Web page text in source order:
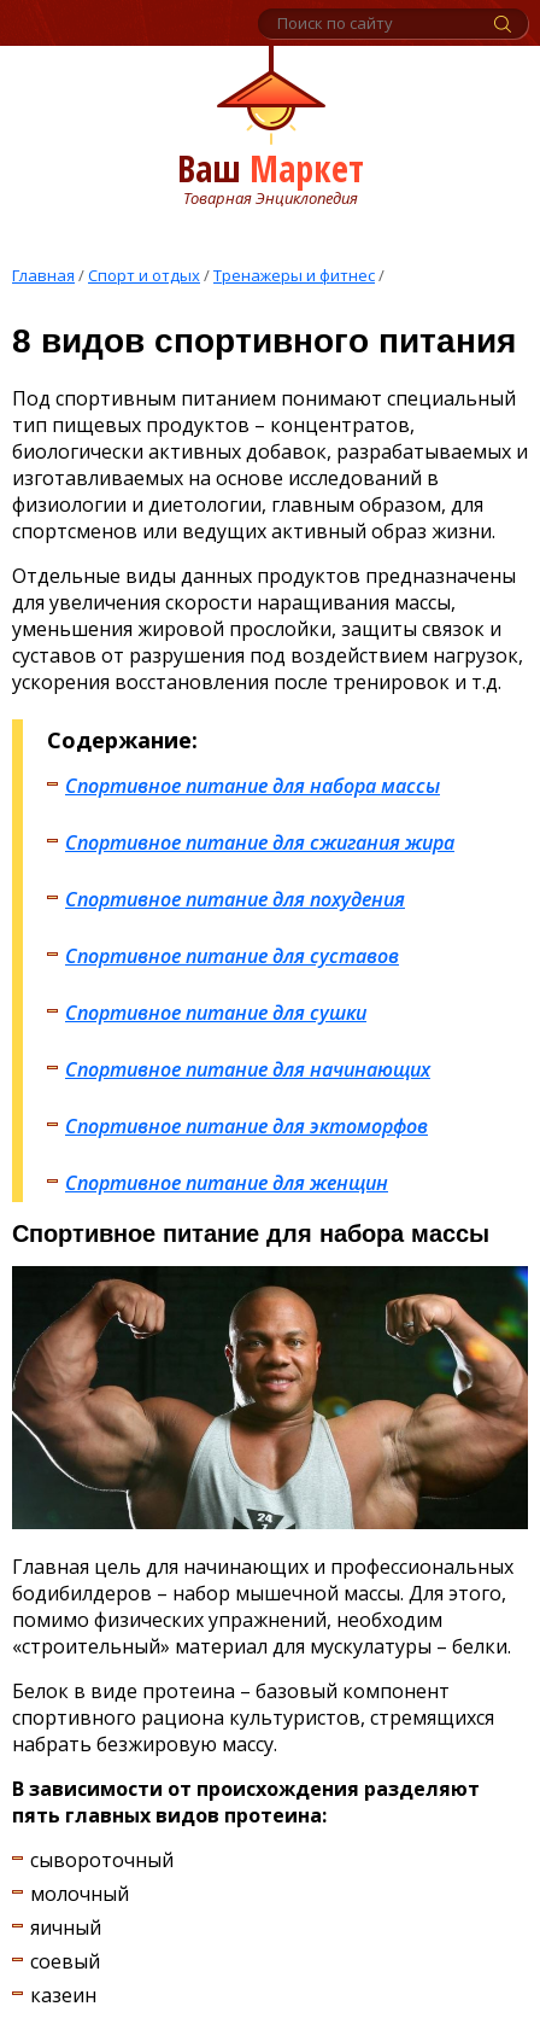
Ваш Маркет
Товарная Энциклопедия
Главная /Спорт и отдых/Тренажеры и фитнес/
8 видов спортивного питания
Под спортивным питанием понимают специальный
тип пищевых продуктов – концентратов,
биологически активных добавок, разрабатываемых и
изготавливаемых на основе исследований в
физиологии и диетологии, главным образом, для
спортсменов или ведущих активный образ жизни.
Отдельные виды данных продуктов предназначены
для увеличения скорости наращивания массы,
уменьшения жировой прослойки, защиты связок и
суставов от разрушения под воздействием нагрузок,
ускорения восстановления после тренировок и т.д.
Содержание:
Спортивное питание для набора массы
Спортивное питание для сжигания жира
Спортивное питание для похудения
Спортивное питание для суставов
Спортивное питание для сушки
Спортивное питание для начинающих
Спортивное питание для эктоморфов
Спортивное питание для женщин
Спортивное питание для набора массы
Главная цель для начинающих и профессиональных
бодибилдеров – набор мышечной массы. Для этого,
помимо физических упражнений, необходим
«строительный» материал для мускулатуры – белки.
Белок в виде протеина – базовый компонент
спортивного рациона культуристов, стремящихся
набрать безжировую массу.
В зависимости от происхождения разделяют
пять главных видов протеина:
сывороточный
молочный
яичный
соевый
казеин